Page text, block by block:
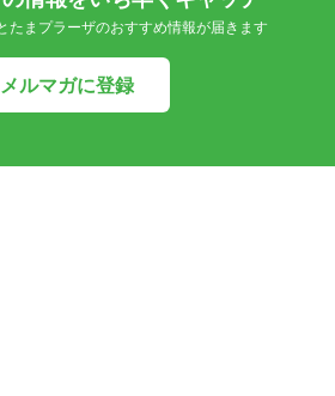
たまプラーザのおすすめ情報が届きます
メルマガに登録